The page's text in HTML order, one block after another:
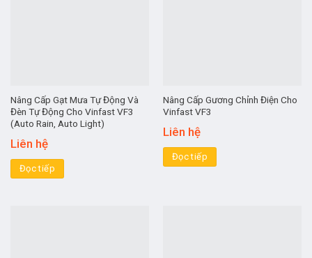
Nâng Cấp Gạt Mưa Tự Động Và
Đèn Tự Động Cho Vinfast VF3
(Auto Rain, Auto Light)
Liên hệ
Đọc tiếp
Nâng Cấp Gương Chỉnh Điện Cho
Vinfast VF3
Liên hệ
Đọc tiếp